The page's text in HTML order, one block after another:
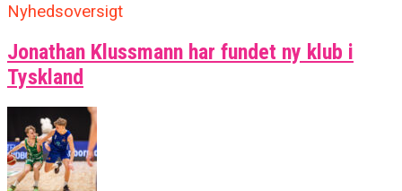
Nyhedsoversigt
Jonathan Klussmann har fundet ny klub i
Tyskland